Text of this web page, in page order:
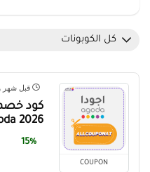
كل الكوبونات
COUPON
قبل شهر
2026
15%